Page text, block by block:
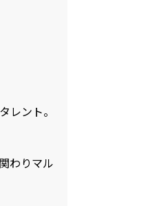
レント。
わりマル